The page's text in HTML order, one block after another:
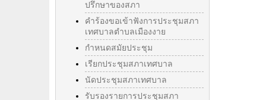
ปรึกษาของสภา
คำร้องขอเข้าฟังการประชุมสภา
เทศบาลตำบลเมืองงาย
กำหนดสมัยประชุม
เรียกประชุมสภาเทศบาล
นัดประชุมสภาเทศบาล
รับรองรายการประชุมสภา